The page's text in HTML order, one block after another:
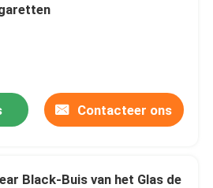
Contacteer ons
Black-Buis van het Glas de